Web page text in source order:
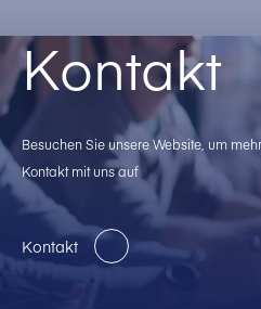
Kontakt
Besuchen Sie unsere Website, um
Kontakt mit uns auf
Kontakt